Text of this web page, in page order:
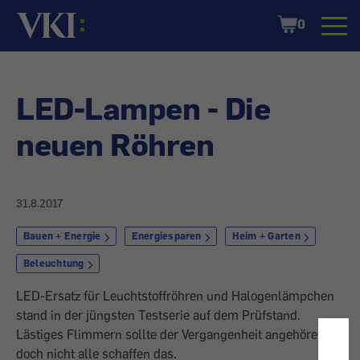
Startseite
Shopping
Cart
0
LED-Lampen - Die
neuen Röhren
31.8.2017
Bauen + Energie Energiesparen Heim + Garten
Beleuchtung
LED-Ersatz für Leuchtstoffröhren und Halogenlämpchen
stand in der jüngsten Testserie auf dem Prüfstand.
Lästiges Flimmern sollte der Vergangenheit angehören,
doch nicht alle schaffen das.